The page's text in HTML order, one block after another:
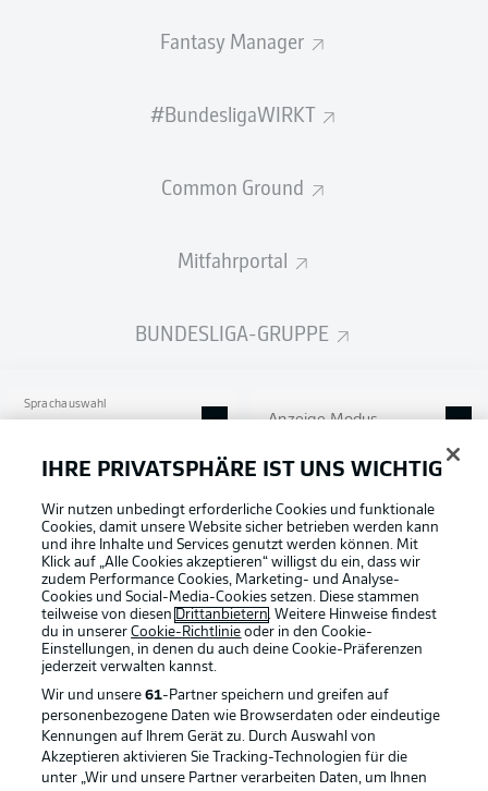
Fantasy Manager
#BundesligaWIRKT
Common Ground
Mitfahrportal
BUNDESLIGA-GRUPPE
Sprachauswahl
Anzeige Modus
Login
Football as it's meant to be
BUNDESLIGA APP
Offizielle Partner
IHRE PRIVATSPHÄRE IST UNS WICHTIG
Wir nutzen unbedingt erforderliche Cookies und funktionale
Cookies, damit unsere Website sicher betrieben werden kann
und ihre Inhalte und Services genutzt werden können. Mit
Klick auf „Alle Cookies akzeptieren“ willigst du ein, dass wir
zudem Performance Cookies, Marketing- und Analyse-
Cookies und Social-Media-Cookies setzen. Diese stammen
teilweise von diesen Drittanbietern. Weitere Hinweise findest
du in unsererCookie-Richtlinie oder in den Cookie-
Einstellungen, in denen du auch deine Cookie-Präferenzen
jederzeit verwalten kannst.
Wir und unsere61-Partner speichern und greifen auf
personenbezogene Daten wie Browserdaten oder eindeutige
Kennungen auf Ihrem Gerät zu. Durch Auswahl von
Akzeptieren aktivieren Sie Tracking-Technologien für die
unter „Wir und unsere Partner verarbeiten Daten, um Ihnen